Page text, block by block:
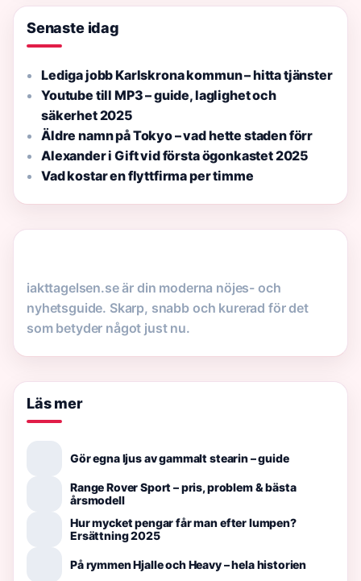
Senaste idag
Lediga jobb Karlskrona kommun – hitta tjänster
Youtube till MP3 – guide, laglighet och
säkerhet 2025
Äldre namn på Tokyo – vad hette staden förr
Alexander i Gift vid första ögonkastet 2025
Vad kostar en flyttfirma per timme
iakttagelsen.se är din moderna nöjes- och
nyhetsguide. Skarp, snabb och kurerad för det
som betyder något just nu.
Läs mer
Gör egna ljus av gammalt stearin – guide
Range Rover Sport – pris, problem & bästa
årsmodell
Hur mycket pengar får man efter lumpen?
Ersättning 2025
På rymmen Hjalle och Heavy – hela historien